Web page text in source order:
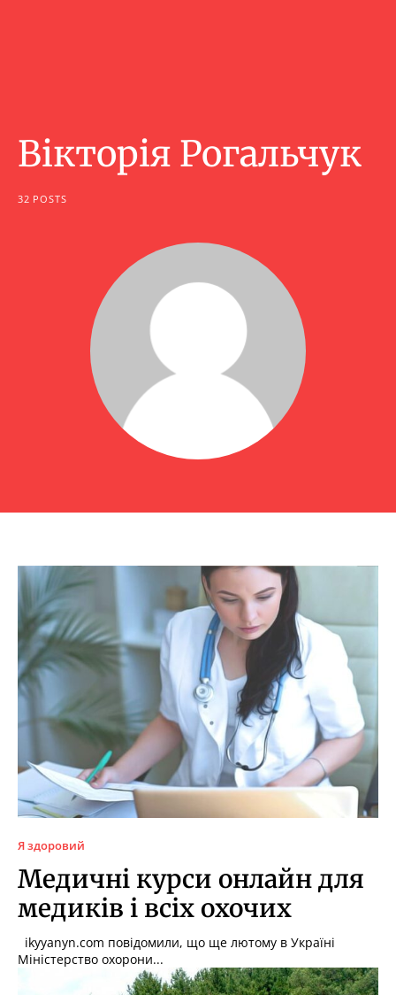
Вікторія Рогальчук
32 POSTS
Я здоровий
Медичні курси онлайн для
медиків і всіх охочих
Міністерство охорони...